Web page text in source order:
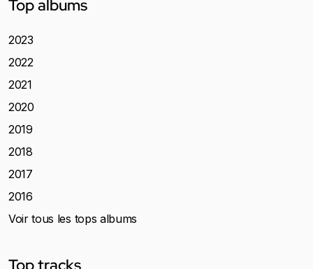
Top albums
2023
2022
2021
2020
2019
2018
2017
2016
Voir tous les tops albums